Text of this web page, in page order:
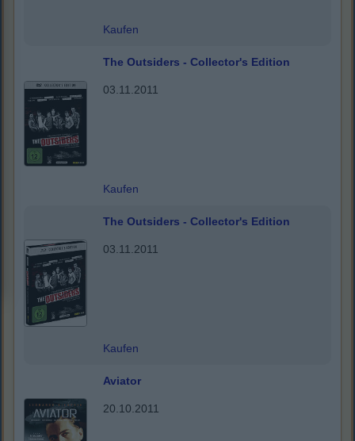
Kaufen
The Outsiders - Collector's Edition
03.11.2011
Kaufen
The Outsiders - Collector's Edition
03.11.2011
Kaufen
Aviator
20.10.2011